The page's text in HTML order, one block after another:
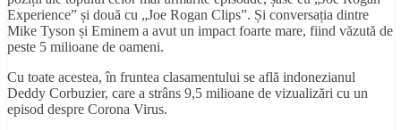
Experience” și două cu „Joe Rogan Clips”. Și conversația dintre
Mike Tyson și Eminem a avut un impact foarte mare, fiind văzută de
peste 5 milioane de oameni.
Cu toate acestea, în fruntea clasamentului se află indonezianul
Deddy Corbuzier, care a strâns 9,5 milioane de vizualizări cu un
episod despre Corona Virus.